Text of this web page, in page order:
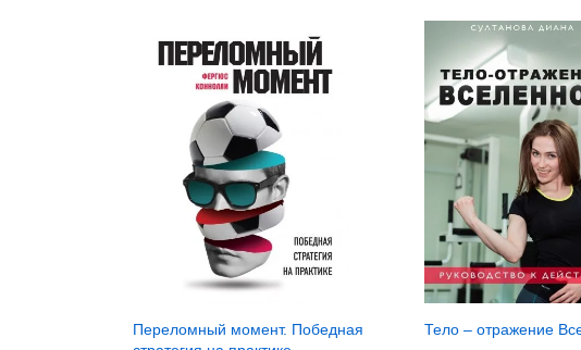
Переломный момент. Победная
Тело – отражение